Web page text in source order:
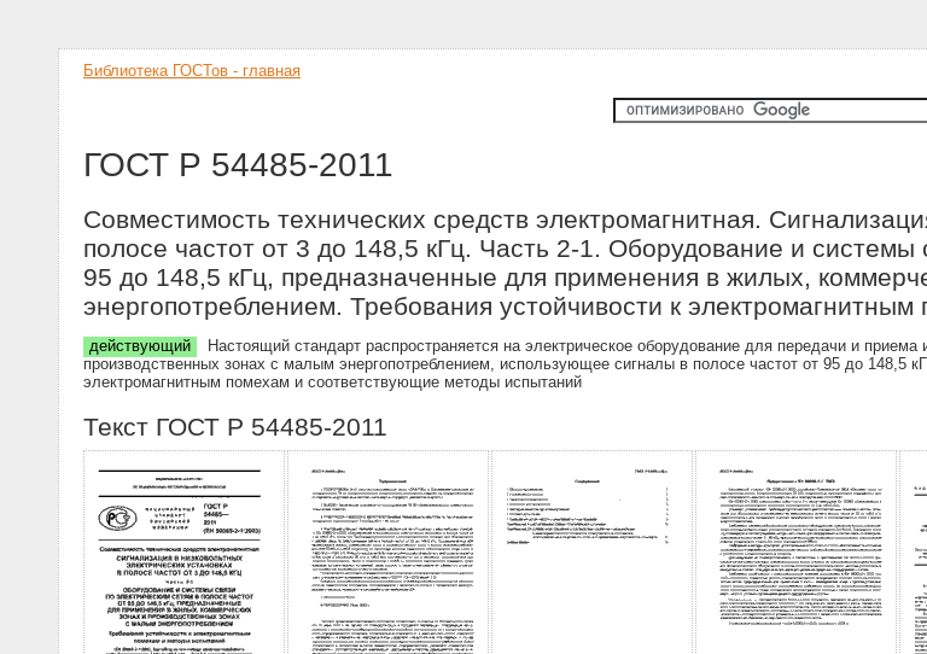
Библиотека ГОСТов - главная
ГОСТ Р 54485-2011
Совместимость технических средств электромагнитная.
полосе частот от 3 до 148,5 кГц. Часть 2-1. Оборудование и системы
95 до 148,5 кГц, предназначенные для применения в жилых,
энергопотреблением. Требования устойчивости к
действующий
Настоящий стандарт распространяется на электрическое оборудование для передачи и
производственных зонах с малым энергопотреблением, использующее сигналы в полосе частот от 95 до 148,5
электромагнитным помехам и соответствующие методы испытаний
Текст ГОСТ Р 54485-2011